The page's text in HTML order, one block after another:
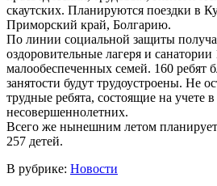
скаутских. Планируются поездки в
Приморский край, Болгарию.
По линии социальной защиты
оздоровительные лагеря и
малообеспеченных семей. 160 ребят
занятости будут трудоустроены. Не
трудные ребята, состоящие на учете
несовершеннолетних.
Всего же нынешним летом
257 детей.
В рубрике: Новости